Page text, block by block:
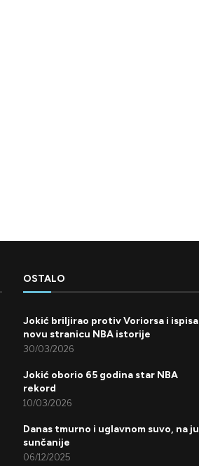
OSTALO
Jokić briljirao protiv Voriorsa i
novu stranicu NBA istorije
30/03/2026
Jokić oborio 65 godina star NBA
rekord
10/03/2026
Danas tmurno i uglavnom suvo, na
sunčanije
06/12/2025